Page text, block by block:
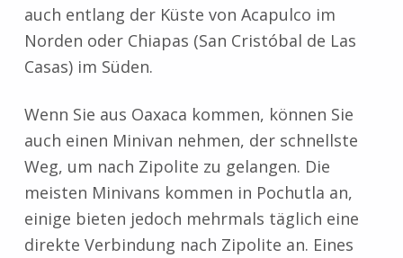
auch entlang der Küste von Acapulco im
Norden oder Chiapas (San Cristóbal de Las
Casas) im Süden.
Wenn Sie aus Oaxaca kommen, können Sie
auch einen Minivan nehmen, der schnellste
Weg, um nach Zipolite zu gelangen. Die
meisten Minivans kommen in Pochutla an,
einige bieten jedoch mehrmals täglich eine
direkte Verbindung nach Zipolite an. Eines